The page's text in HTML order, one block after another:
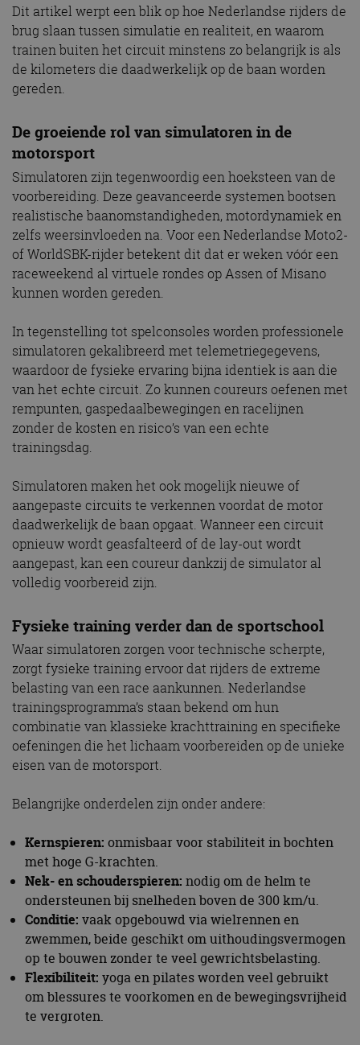
Dit artikel werpt een blik op hoe Nederlandse rijders de
brug slaan tussen simulatie en realiteit, en waarom
trainen buiten het circuit minstens zo belangrijk is als
de kilometers die daadwerkelijk op de baan worden
gereden.
De groeiende rol van simulatoren in de
motorsport
Simulatoren zijn tegenwoordig een hoeksteen van de
voorbereiding. Deze geavanceerde systemen bootsen
realistische baanomstandigheden, motor­dynamiek en
zelfs weersinvloeden na. Voor een Nederlandse Moto2-
of WorldSBK-rijder betekent dit dat er weken vóór een
raceweekend al virtuele rondes op Assen of Misano
kunnen worden gereden.
In tegenstelling tot spelconsoles worden professionele
simulatoren gekalibreerd met telemetriegegevens,
waardoor de fysieke ervaring bijna identiek is aan die
van het echte circuit. Zo kunnen coureurs oefenen met
rempunten, gaspedaalbewegingen en racelijnen
zonder de kosten en risico’s van een echte
trainingsdag.
Simulatoren maken het ook mogelijk nieuwe of
aangepaste circuits te verkennen voordat de motor
daadwerkelijk de baan opgaat. Wanneer een circuit
opnieuw wordt geasfalteerd of de lay-out wordt
aangepast, kan een coureur dankzij de simulator al
volledig voorbereid zijn.
Fysieke training verder dan de sportschool
Waar simulatoren zorgen voor technische scherpte,
zorgt fysieke training ervoor dat rijders de extreme
belasting van een race aankunnen. Nederlandse
trainingsprogramma’s staan bekend om hun
combinatie van klassieke krachttraining en specifieke
oefeningen die het lichaam voorbereiden op de unieke
eisen van de motorsport.
Belangrijke onderdelen zijn onder andere:
Kernspieren: onmisbaar voor stabiliteit in bochten
met hoge G-krachten.
Nek- en schouderspieren: nodig om de helm te
ondersteunen bij snelheden boven de 300 km/u.
Conditie: vaak opgebouwd via wielrennen en
zwemmen, beide geschikt om uithoudingsvermogen
op te bouwen zonder te veel gewrichtsbelasting.
Flexibiliteit: yoga en pilates worden veel gebruikt
om blessures te voorkomen en de bewegingsvrijheid
te vergroten.